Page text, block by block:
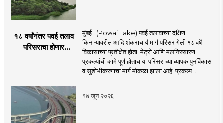
१८ वर्षांनंतर पवई तलाव
परिसराचा होणार
सुरुवात;
मुंबई : (Powai Lake) पवई तलावाच्या दक्षिण
किनाऱ्यावरील आदि शंकराचार्य मार्ग परिसर गेली १८ वर्षे
विकासाच्या प्रतीक्षेत होता. मेट्रो आणि मलनिस्सारण
प्रकल्पांची कामे पूर्ण होताच या परिसराच्या व्यापक पुनर्विकास
व सुशोभीकरणाचा मार्ग मोकळा झाला आहे. प्रकल्प ..
१७ जून २०२६